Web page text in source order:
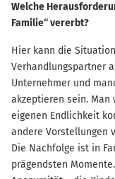
Welche
Familie“ vererbt?
Hier kann die
Verhandlungspartner
Unternehmer und
akzeptieren sein.
eigenen Endlichkeit
andere Vorstellungen
Die Nachfolge ist in
prägendsten